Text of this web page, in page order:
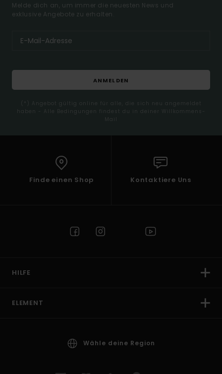
Melde dich an, um immer die neuesten News und
exklusive Angebote zu erhalten.
ANMELDEN
(*) Angebot gültig online für alle, die sich neu angemeldet
haben - Alle Bedingungen findest du in deiner Willkommens-
Mail
Finde einen Shop Kontaktiere Uns
HILFE
ELEMENT
Wähle deine Region